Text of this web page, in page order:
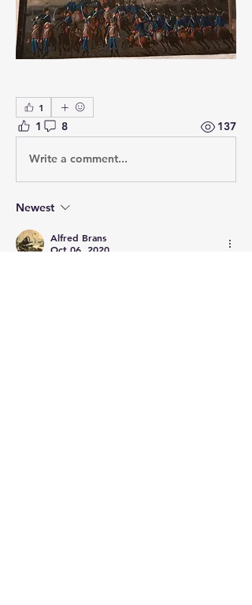
1
1 8 137
Write a comment...
Newest
Alfred Brans
Oct 06, 2020